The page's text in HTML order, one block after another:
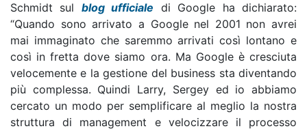
Schmidt sul blog ufficiale di Google ha dichiarato:
“Quando sono arrivato a Google nel 2001 non avrei
mai immaginato che saremmo arrivati così lontano e
così in fretta dove siamo ora. Ma Google è cresciuta
velocemente e la gestione del business sta diventando
più complessa. Quindi Larry, Sergey ed io abbiamo
cercato un modo per semplificare al meglio la nostra
struttura di management e velocizzare il processo